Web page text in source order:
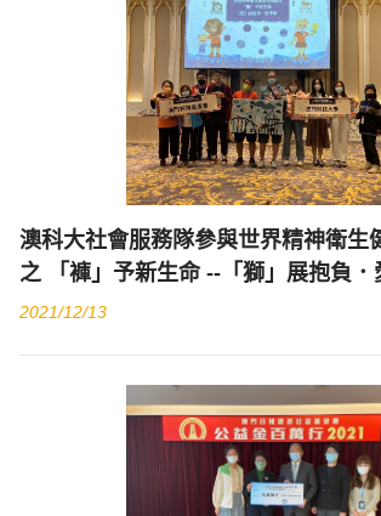
澳科大社會服務隊參與世界精神衛生
之 「褲」予新生命 --「獅」展抱負．
2021/12/13